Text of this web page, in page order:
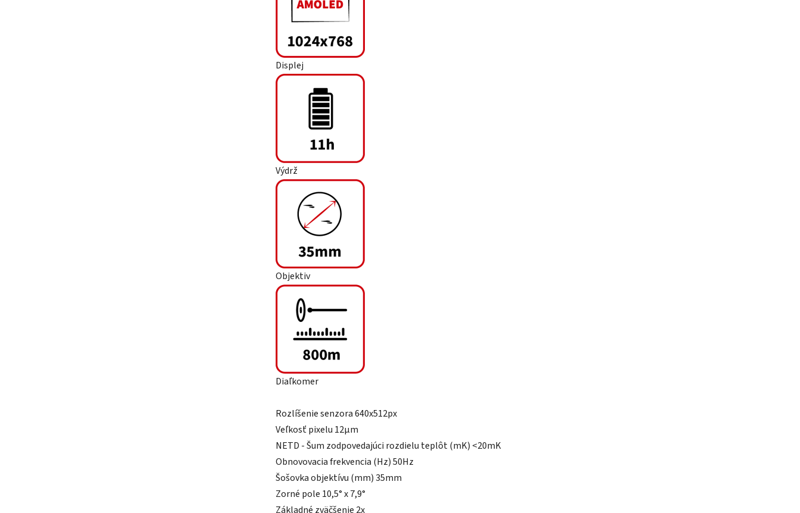
Displej
Výdrž
Objektiv
Diaľkomer
Rozlíšenie senzora 640x512px
Veľkosť pixelu 12µm
NETD - Šum zodpovedajúci rozdielu teplôt (mK) <20mK
Obnovovacia frekvencia (Hz) 50Hz
Šošovka objektívu (mm) 35mm
Zorné pole 10,5° x 7,9°
Základné zväčšenie 2x